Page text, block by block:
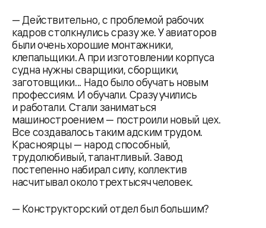
— Действительно, с проблемой рабочих
кадров столкнулись сразу же. У авиаторов
были очень хорошие монтажники,
клепальщики. А при изготовлении корпуса
судна нужны сварщики, сборщики,
заготовщики... Надо было обучать новым
профессиям. И обучали. Сразу учились
и работали. Стали заниматься
машиностроением — построили новый цех.
Все создавалось таким адским трудом.
Красноярцы — народ способный,
трудолюбивый, талантливый. Завод
постепенно набирал силу, коллектив
насчитывал около трех тысяч человек.
— Конструкторский отдел был большим?